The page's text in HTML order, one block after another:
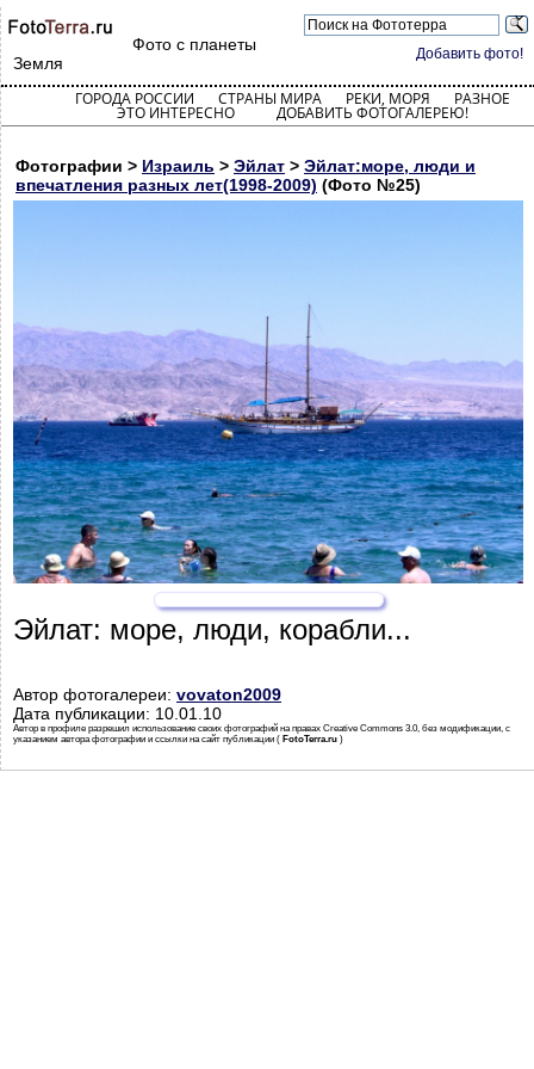
Добавить фото!
Фото с планеты
Земля
ГОРОДА РОССИИ СТРАНЫ МИРА РЕКИ, МОРЯ РАЗНОЕ
ЭТО ИНТЕРЕСНО ДОБАВИТЬ ФОТОГАЛЕРЕЮ!
Фотографии > Израиль > Эйлат > Эйлат:море, люди и
впечатления разных лет(1998-2009) (Фото №25)
Эйлат: море, люди, корабли...
Автор фотогалереи: vovaton2009
Дата публикации: 10.01.10
Автор в профиле разрешил использование своих фотографий на правах Creative Commons 3.0, без модификации, с
указанием автора фотографии и ссылки на сайт публикации ( FotoTerra.ru )